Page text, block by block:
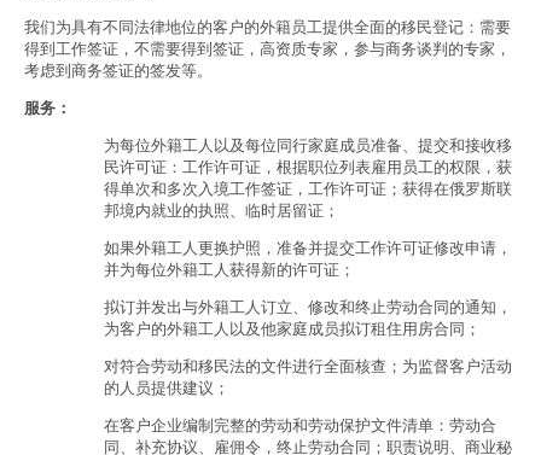
我们为具有不同法律地位的客户的外籍员工提供全面的移民登记：需要
得到工作签证，不需要得到签证，高资质专家，参与商务谈判的专家，
考虑到商务签证的签发等。
服务：
为每位外籍工人以及每位同行家庭成员准备、提交和接收移
民许可证：工作许可证，根据职位列表雇用员工的权限，获
得单次和多次入境工作签证，工作许可证；获得在俄罗斯联
邦境内就业的执照、临时居留证；
如果外籍工人更换护照，准备并提交工作许可证修改申请，
并为每位外籍工人获得新的许可证；
拟订并发出与外籍工人订立、修改和终止劳动合同的通知，
为客户的外籍工人以及他家庭成员拟订租住用房合同；
对符合劳动和移民法的文件进行全面核查；为监督客户活动
的人员提供建议；
在客户企业编制完整的劳动和劳动保护文件清单：劳动合
同、补充协议、雇佣令，终止劳动合同；职责说明、商业秘